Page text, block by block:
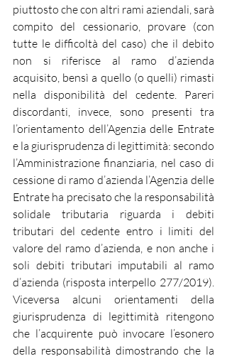
piuttosto che con altri rami aziendali, sarà
compito del cessionario, provare (con
tutte le difficoltà del caso) che il debito
non si riferisce al ramo d’azienda
acquisito, bensì a quello (o quelli) rimasti
nella disponibilità del cedente. Pareri
discordanti, invece, sono presenti tra
l’orientamento dell’Agenzia delle Entrate
e la giurisprudenza di legittimità: secondo
l’Amministrazione finanziaria, nel caso di
cessione di ramo d’azienda l’Agenzia delle
Entrate ha precisato che la responsabilità
solidale tributaria riguarda i debiti
tributari del cedente entro i limiti del
valore del ramo d’azienda, e non anche i
soli debiti tributari imputabili al ramo
d’azienda (risposta interpello 277/2019).
Viceversa alcuni orientamenti della
giurisprudenza di legittimità ritengono
che l’acquirente può invocare l’esonero
della responsabilità dimostrando che la